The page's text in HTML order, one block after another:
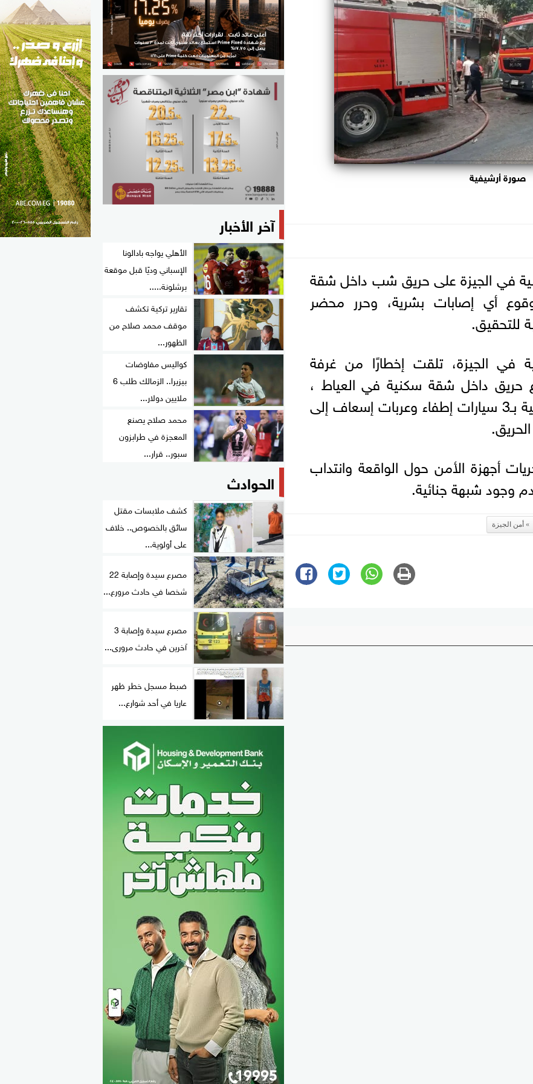
مواهب مصر
صورة أرشيفية
في الجيزة على حريق شب داخل شقة
أي إصابات بشرية، وحرر محضر
للتحقيق.
في الجيزة، تلقت إخطارًا من غرفة
حريق داخل شقة سكنية في العياط ،
ودفعت قوات الحماية المدنية بـ3 سيارات إطفاء وعربات إسعاف إلى
أجهزة الأمن حول الواقعة وانتداب
وجود شبهة جنائية.
أمن الجيزة
آخر الأخبار
الأهلي يواجه بادالونا
الإسباني وديًا قبل موقعة
برشلونة.....
تقارير تركية تكشف
موقف محمد صلاح من
الظهور...
كواليس مفاوضات
بيزيرا.. الزمالك طلب 6
ملايين دولار...
محمد صلاح يصنع
المعجزة في طرابزون
سبور.. قرار...
الحوادث
كشف ملابسات مقتل
سائق بالخصوص.. خلاف
على أولوية...
مصرع سيدة وإصابة 22
شخصا في حادث مرورع...
مصرع سيدة وإصابة 3
آخرين في حادث مرورى...
ضبط مسجل خطر ظهر
عاريا في أحد شوارع...